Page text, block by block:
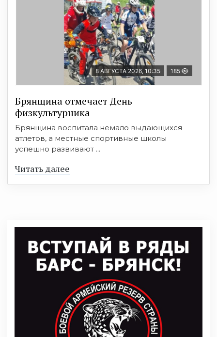
8 АВГУСТА 2026, 10:35 185
Брянщина отмечает День
физкультурника
Брянщина воспитала немало выдающихся
атлетов, а местные спортивные школы
успешно развивают ...
Читать далее